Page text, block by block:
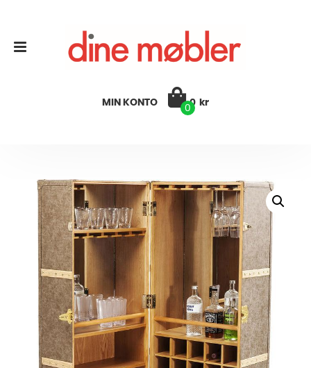
MIN KONTO
0
0 kr